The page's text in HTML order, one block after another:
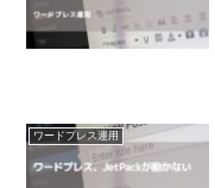
ワードプレス運用